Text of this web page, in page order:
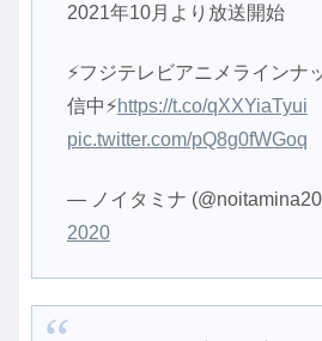
2021年10月より放送開始
⚡️フジテレビアニメラインナ
信中⚡️https://t.co/qXXYiaTyui
pic.twitter.com/pQ8g0fWGoq
— ノイタミナ
2020